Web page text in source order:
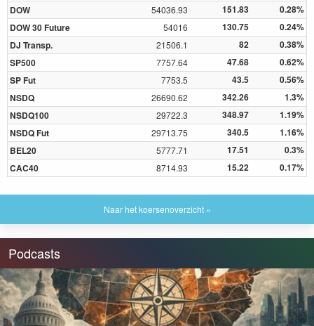
DOW
54036.93 151.83
0.28%
DOW 30 Future
54016 130.75
0.24%
DJ Transp.
21506.1 82
0.38%
SP500
7757.64 47.68
0.62%
SP Fut
7753.5 43.5
0.56%
NSDQ
26690.62 342.26
1.3%
NSDQ100
29722.3 348.97
1.19%
NSDQ Fut
29713.75 340.5
1.16%
BEL20
5777.71 17.51
0.3%
CAC40
8714.93 15.22 0.17%
Naar het koersenoverzicht »
Podcasts